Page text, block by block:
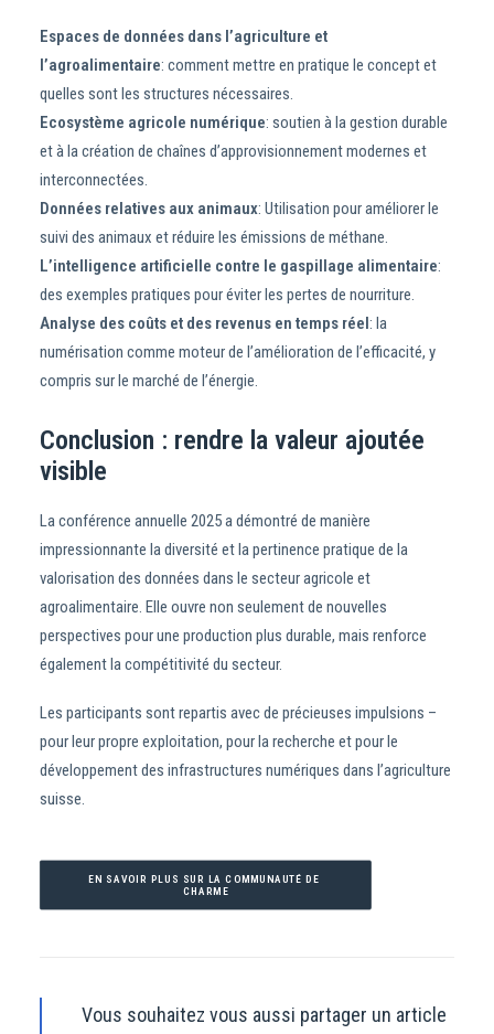
Espaces de données dans l’agriculture et
l’agroalimentaire: comment mettre en pratique le concept et
quelles sont les structures nécessaires.
Ecosystème agricole numérique: soutien à la gestion durable
et à la création de chaînes d’approvisionnement modernes et
interconnectées.
Données relatives aux animaux: Utilisation pour améliorer le
suivi des animaux et réduire les émissions de méthane.
L’intelligence artificielle contre le gaspillage alimentaire:
des exemples pratiques pour éviter les pertes de nourriture.
Analyse des coûts et des revenus en temps réel: la
numérisation comme moteur de l’amélioration de l’efficacité, y
compris sur le marché de l’énergie.
Conclusion : rendre la valeur ajoutée
visible
La conférence annuelle 2025 a démontré de manière
impressionnante la diversité et la pertinence pratique de la
valorisation des données dans le secteur agricole et
agroalimentaire. Elle ouvre non seulement de nouvelles
perspectives pour une production plus durable, mais renforce
également la compétitivité du secteur.
Les participants sont repartis avec de précieuses impulsions –
pour leur propre exploitation, pour la recherche et pour le
développement des infrastructures numériques dans l’agriculture
suisse.
EN SAVOIR PLUS SUR LA COMMUNAUTÉ DE
CHARME
Vous souhaitez vous aussi partager un article